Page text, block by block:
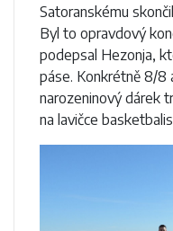
Satoranskému
Byl to opravdový
podepsal Hezonja,
páse. Konkrétně 8/8
narozeninový dárek
na lavičce